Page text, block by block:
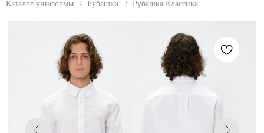
Каталог униформы / Рубашки / Рубашка Классика
Парень: размер 46, рост - 176 см, обхват груди - 88 см, обхват талии - 72 см,